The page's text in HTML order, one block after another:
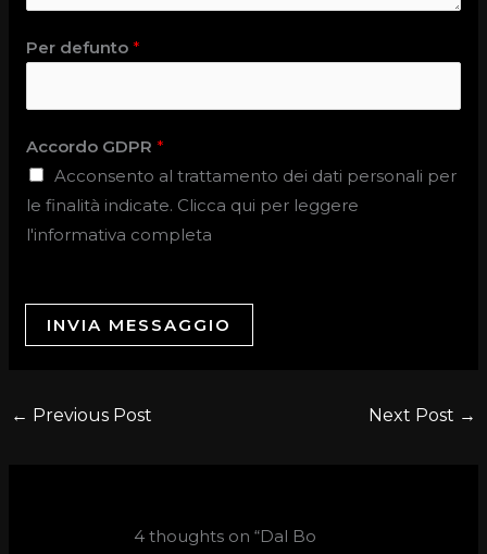
Per defunto*
Accordo GDPR*
Acconsento al trattamento dei dati personali per
le finalità indicate. Clicca qui per leggere
l'informativa completa
INVIA MESSAGGIO
← Previous Post Next Post →
4 thoughts on “Dal Bo